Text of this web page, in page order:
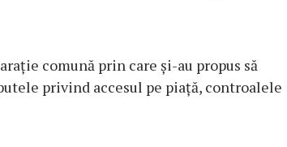
comună prin care şi-au propus să
privind accesul pe piaţă, controalele